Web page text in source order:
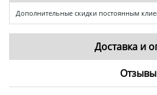
Дополнительные скидки постоянным
Доставка и
Отзывы